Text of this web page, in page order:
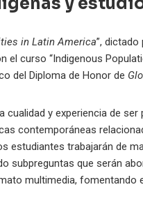
in Latin America”,
el curso “Indigenous
del Diploma de Honor de
cualidad y experiencia de
contemporáneas
estudiantes trabajarán de
subpreguntas que serán
multimedia, fomentando